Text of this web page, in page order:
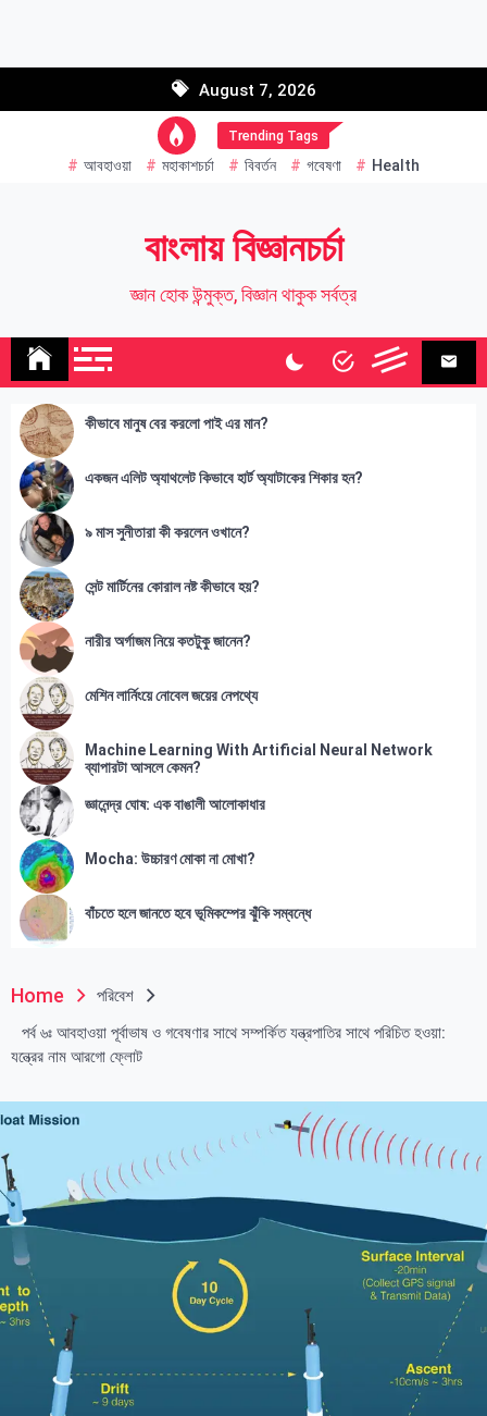
August 7, 2026
Trending Tags
আবহাওয়া মহাকাশচর্চা বিবর্তন গবেষণা Health
বাংলায় বিজ্ঞানচর্চা
জ্ঞান হোক উন্মুক্ত, বিজ্ঞান থাকুক সর্বত্র
কীভাবে মানুষ বের করলো পাই এর মান?
একজন এলিট অ্যাথলেট কিভাবে হার্ট অ্যাটাকের শিকার হন?
৯ মাস সুনীতারা কী করলেন ওখানে?
সেন্ট মার্টিনের কোরাল নষ্ট কীভাবে হয়?
নারীর অর্গাজম নিয়ে কতটুকু জানেন?
মেশিন লার্নিংয়ে নোবেল জয়ের নেপথ্যে
Machine Learning With Artificial Neural Network
ব্যাপারটা আসলে কেমন?
জ্ঞানেন্দ্র ঘোষ: এক বাঙালী আলোকাধার
Mocha: উচ্চারণ মোকা না মোখা?
বাঁচতে হলে জানতে হবে ভূমিকম্পের ঝুঁকি সম্বন্ধে
Home
পরিবেশ
পর্ব ৬ঃ আবহাওয়া পূর্বাভাষ ও গবেষণার সাথে সম্পর্কিত যন্ত্রপাতির সাথে পরিচিত হওয়া:
যন্ত্রের নাম আরগো ফ্লোট